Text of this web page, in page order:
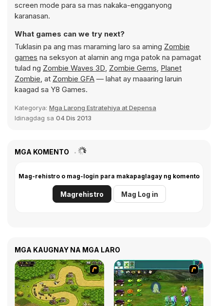
screen mode para sa mas nakaka-engganyong
karanasan.
What games can we try next?
Tuklasin pa ang mas maraming laro sa aming Zombie
games na seksyon at alamin ang mga patok na pamagat
tulad ng Zombie Waves 3D, Zombie Gems, Planet
Zombie, at Zombie GFA — lahat ay maaaring laruin
kaagad sa Y8 Games.
Kategorya: Mga Larong Estratehiya at Depensa
Idinagdag sa 04 Dis 2013
MGA KOMENTO
Mag-rehistro o mag-login para makapaglagay ng komento
Magrehistro Mag Log in
MGA KAUGNAY NA MGA LARO